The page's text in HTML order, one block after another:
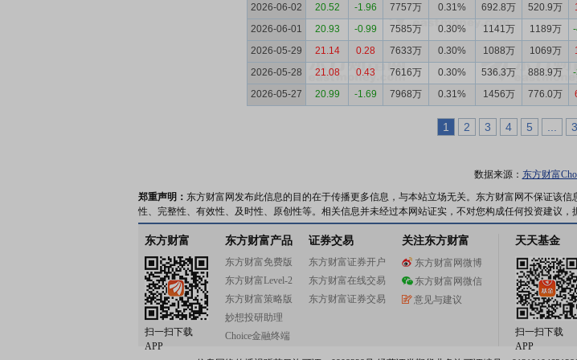
2026-06-02
20.52 -1.96 7757万 0.31% 692.8万 520.9万
2026-06-01
20.93 -0.99 7585万 0.30% 1141万 1189万
2026-05-29
21.14 0.28 7633万 0.30% 1088万 1069万
2026-05-28
21.08 0.43 7616万 0.30% 536.3万 888.9万
2026-05-27
20.99 -1.69 7968万 0.31% 1456万 776.0万
1 2 3 4 5
数据来源： 东方财富
郑重声明： 东方财富网发布此信息的目的在于传播更多信息，与本站立场无关。东方财富网不保证该
性、完整性、有效性、及时性、原创性等。相关信息并未经过本网站证实，不对您构成任何投资建议，
东方财富
扫一扫下载
APP
东方财富产品
东方财富免费版
东方财富Level-2
东方财富策略版
妙想投研助理
Choice金融终端
证券交易
东方财富证券开户
东方财富在线交易
东方财富证券交易
关注东方财富
东方财富网微博
东方财富网微信
意见与建议
天天基金
扫一扫下载
APP